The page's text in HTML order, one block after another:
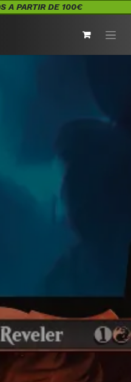
A PARTIR DE 100€